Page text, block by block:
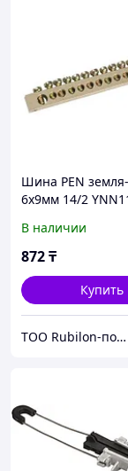
Шина PEN
6х9мм 14/2
В наличии
872₸
Купить
ТОО Rubilon-поставщик №1